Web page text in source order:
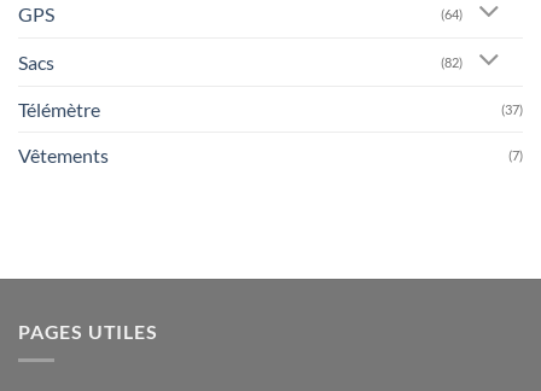
GPS (64)
Sacs (82)
Télémètre (37)
Vêtements (7)
PAGES UTILES